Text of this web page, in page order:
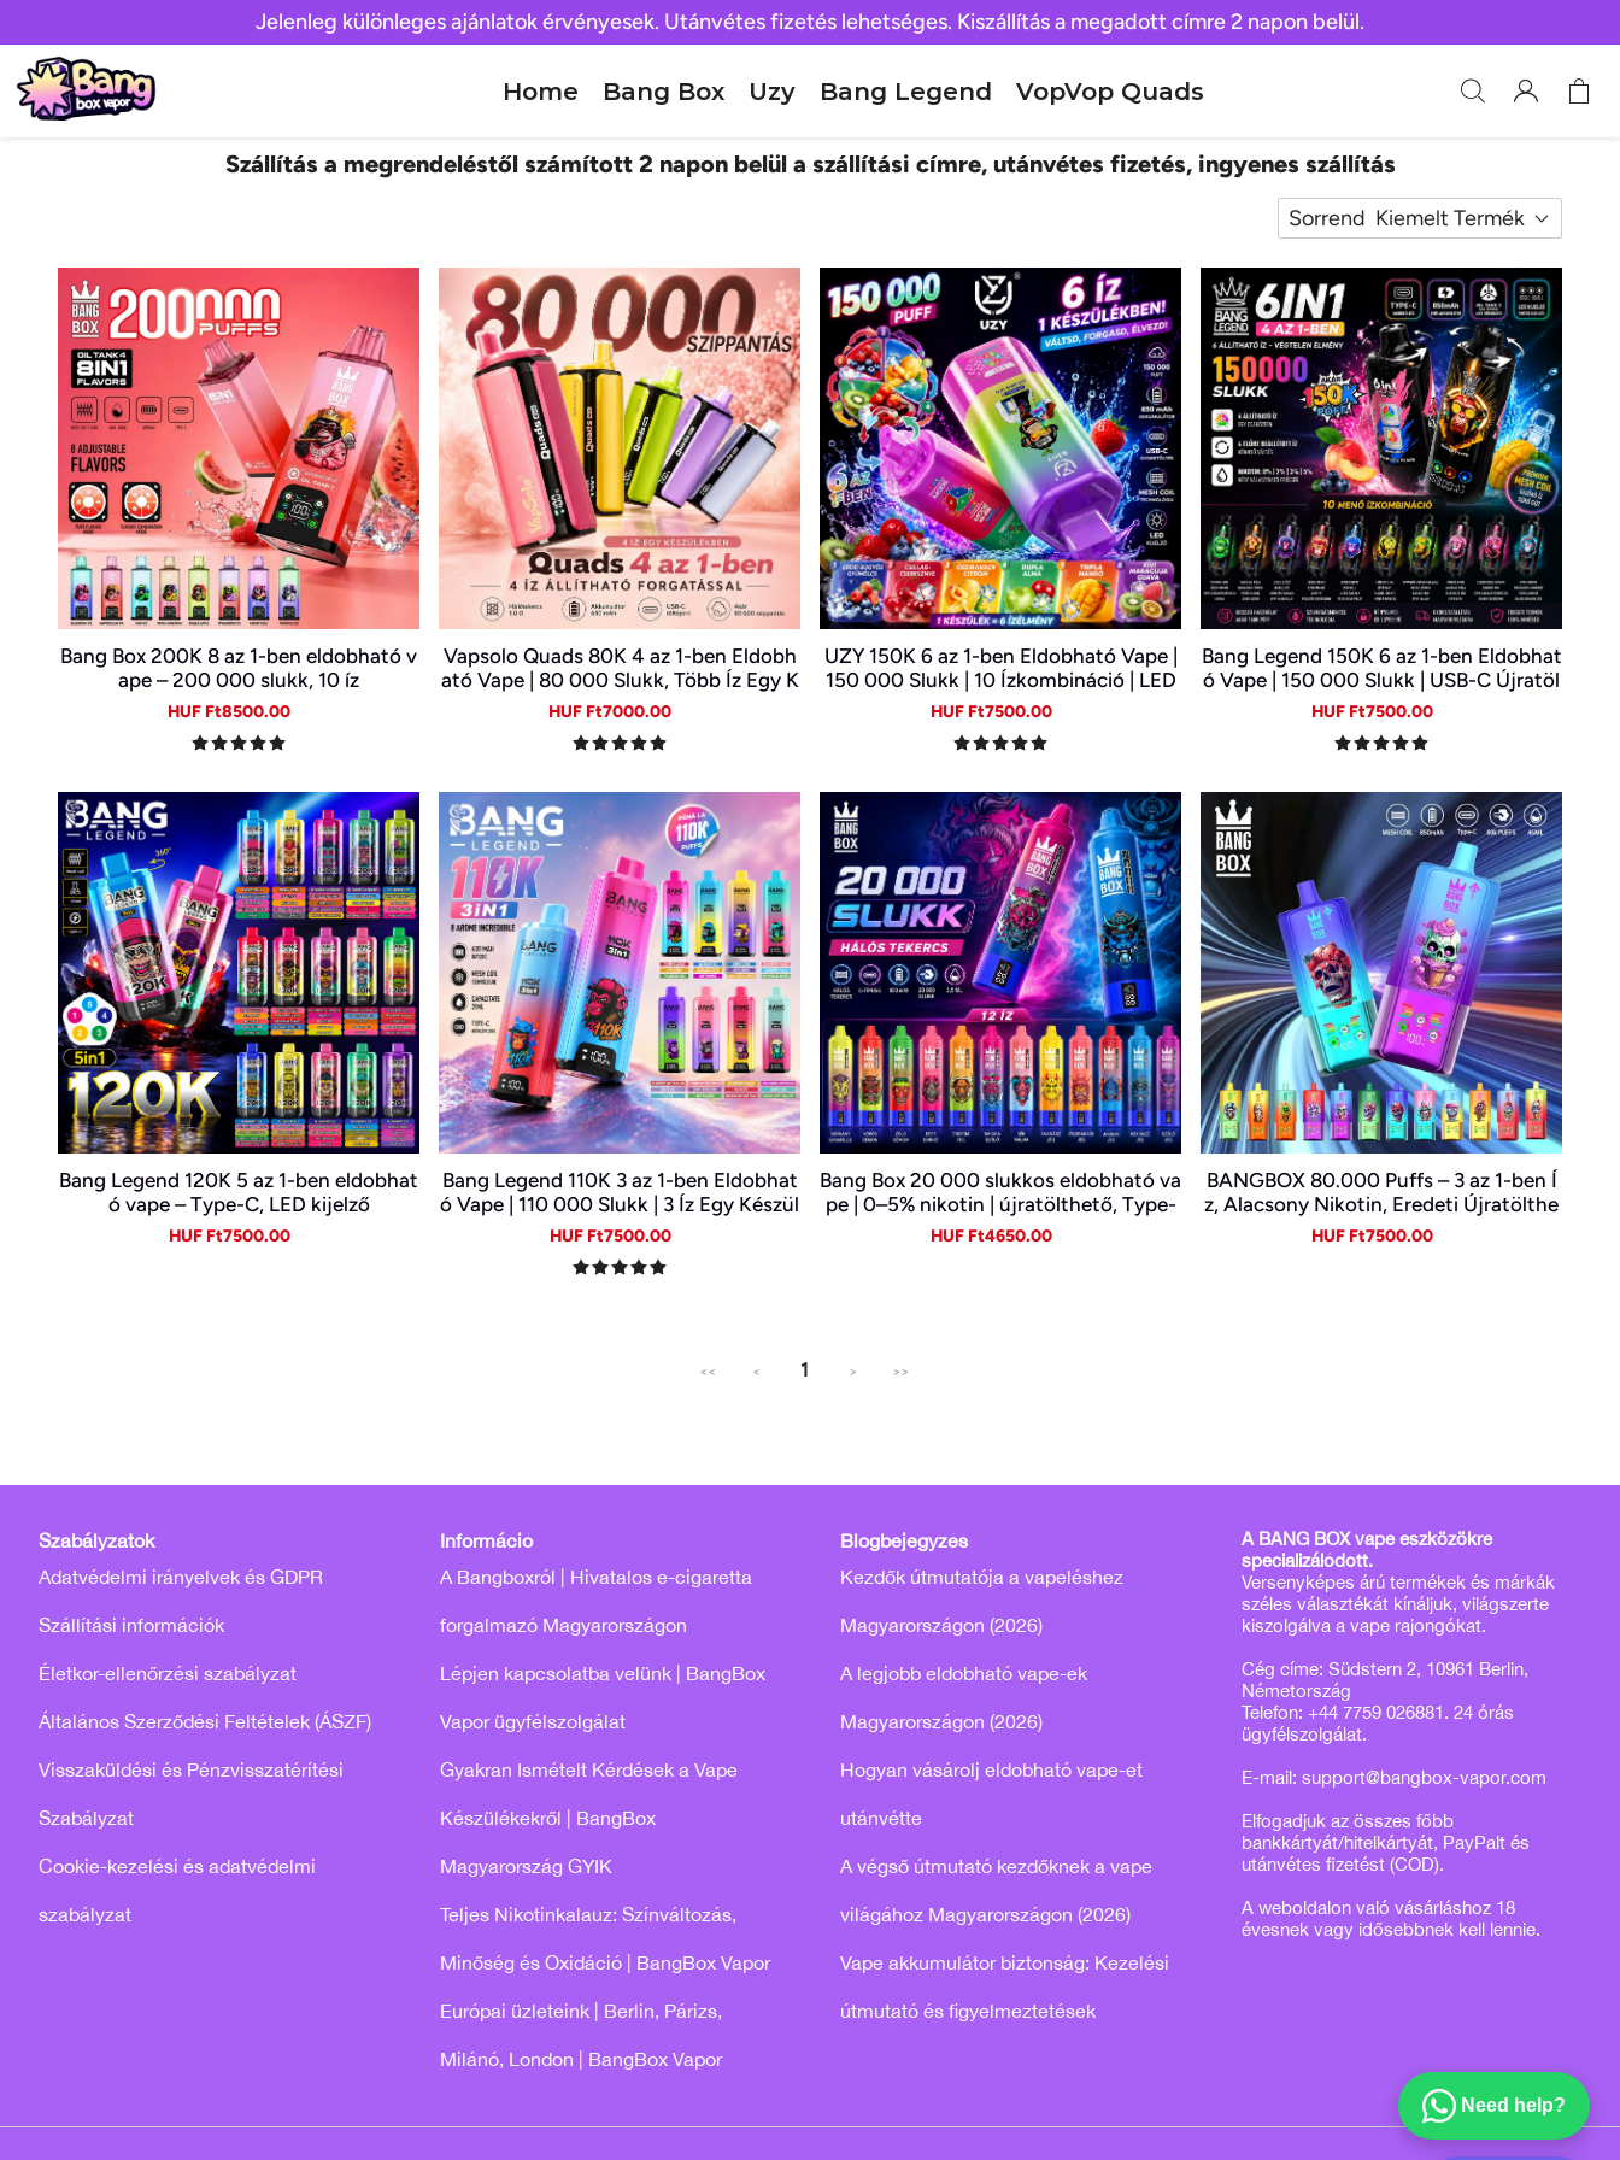
Jelenleg különleges ajánlatok érvényesek. Utánvétes fizetés lehetséges. Kiszállítás a megadott címre 2 napon belül.
Home Bang Box Uzy Bang Legend VopVop Quads
Szállítás a megrendeléstől számított 2 napon belül a szállítási címre, utánvétes fizetés, ingyenes szállítás
Sorrend Kiemelt Termék
Bang Box 200K 8 az 1-ben eldobható v
ape – 200 000 slukk, 10 íz
Sale
HUF Ft8500.00
Vapsolo Quads 80K 4 az 1-ben Eldobh
ató Vape | 80 000 Slukk, Több Íz Egy K
észülékben
Sale
HUF Ft7000.00
UZY 150K 6 az 1-ben Eldobható Vape |
150 000 Slukk | 10 Ízkombináció | LED
Kijelző | Type-C Újratölthető E-cigi
Sale
HUF Ft7500.00
Bang Legend 150K 6 az 1-ben Eldobhat
ó Vape | 150 000 Slukk | USB-C Újratöl
thető E-cigi | 6 Íz Egy Készülékben
Sale
HUF Ft7500.00
Bang Legend 120K 5 az 1-ben eldobhat
ó vape – Type-C, LED kijelző
Sale
HUF Ft7500.00
Bang Legend 110K 3 az 1-ben Eldobhat
ó Vape | 110 000 Slukk | 3 Íz Egy Készül
ékben | Digitális Kijelző | Type-C
Sale
HUF Ft7500.00
Bang Box 20 000 slukkos eldobható va
pe | 0–5% nikotin | újratölthető, Type-
C
Sale
HUF Ft4650.00
BANGBOX 80.000 Puffs – 3 az 1-ben Í
z, Alacsony Nikotin, Eredeti Újratölthe
tő Eldobható Vape Nagykereskedelem
Sale
HUF Ft7500.00
<< < 1 > >>
Szabályzatok
Adatvédelmi irányelvek és GDPR
Szállítási információk
Életkor-ellenőrzési szabályzat
Általános Szerződési Feltételek (ÁSZF)
Visszaküldési és Pénzvisszatérítési
Szabályzat
Cookie-kezelési és adatvédelmi
szabályzat
Információ
A Bangboxról | Hivatalos e-cigaretta
forgalmazó Magyarországon
Lépjen kapcsolatba velünk | BangBox
Vapor ügyfélszolgálat
Gyakran Ismételt Kérdések a Vape
Készülékekről | BangBox
Magyarország GYIK
Teljes Nikotinkalauz: Színváltozás,
Minőség és Oxidáció | BangBox Vapor
Európai üzleteink | Berlin, Párizs,
Milánó, London | BangBox Vapor
Blogbejegyzés
Kezdők útmutatója a vapeléshez
Magyarországon (2026)
A legjobb eldobható vape-ek
Magyarországon (2026)
Hogyan vásárolj eldobható vape-et
utánvétte
A végső útmutató kezdőknek a vape
világához Magyarországon (2026)
Vape akkumulátor biztonság: Kezelési
útmutató és figyelmeztetések
A BANG BOX vape eszközökre
specializálódott.
Versenyképes árú termékek és márkák
széles választékát kínáljuk, világszerte
kiszolgálva a vape rajongókat.
Cég címe: Südstern 2, 10961 Berlin,
Németország
Telefon: +44 7759 026881. 24 órás
ügyfélszolgálat.
E-mail: support@bangbox-vapor.com
Elfogadjuk az összes főbb
bankkártyát/hitelkártyát, PayPalt és
utánvétes fizetést (COD).
A weboldalon való vásárláshoz 18
évesnek vagy idősebbnek kell lennie.
Need help?